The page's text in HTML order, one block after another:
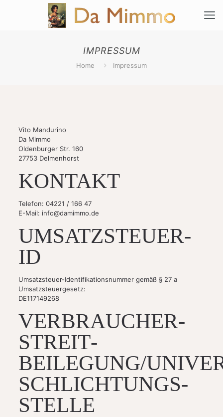
IMPRESSUM
Home Impressum
Vito Mandurino
Da Mimmo
Oldenburger Str. 160
27753 Delmenhorst
KONTAKT
Telefon: 04221 / 166 47
E-Mail: info@damimmo.de
UMSATZSTEUER-
ID
Umsatzsteuer-Identifikationsnummer gemäß § 27 a
Umsatzsteuergesetz:
DE117149268
VERBRAUCHER­
STREIT­
BEILEGUNG/
SCHLICHTUNGS­
STELLE